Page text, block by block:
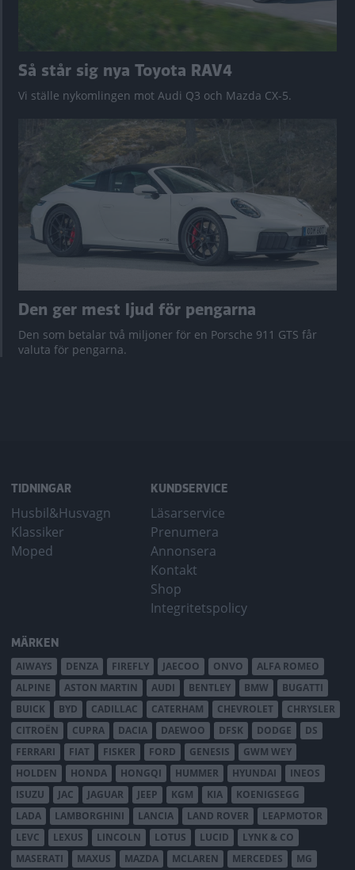
Så står sig nya Toyota RAV4
Vi ställe nykomlingen mot Audi Q3 och Mazda CX-5.
Den ger mest ljud för pengarna
Den som betalar två miljoner för en Porsche 911 GTS får
valuta för pengarna.
TIDNINGAR
Husbil&Husvagn
Klassiker
Moped
KUNDSERVICE
Läsarservice
Prenumera
Annonsera
Kontakt
Shop
Integritetspolicy
MÄRKEN
AIWAYS DENZA FIREFLY JAECOO ONVO
ALFA ROMEO
ALPINE
ASTON MARTIN AUDI BENTLEY BMW
BUGATTI
BUICK
BYD CADILLAC CATERHAM CHEVROLET
CHRYSLER
CITROËN
CUPRA DACIA DAEWOO DFSK DODGE
DS
FERRARI
FIAT FISKER FORD GENESIS
GWM WEY
HOLDEN
HONDA HONGQI HUMMER HYUNDAI
INEOS
ISUZU
JAC JAGUAR JEEP KGM KIA
KOENIGSEGG
LADA
LAMBORGHINI LANCIA LAND ROVER
LEAPMOTOR
LEVC
LEXUS LINCOLN LOTUS LUCID
LYNK & CO
MASERATI
MAXUS MAZDA MCLAREN MERCEDES MG